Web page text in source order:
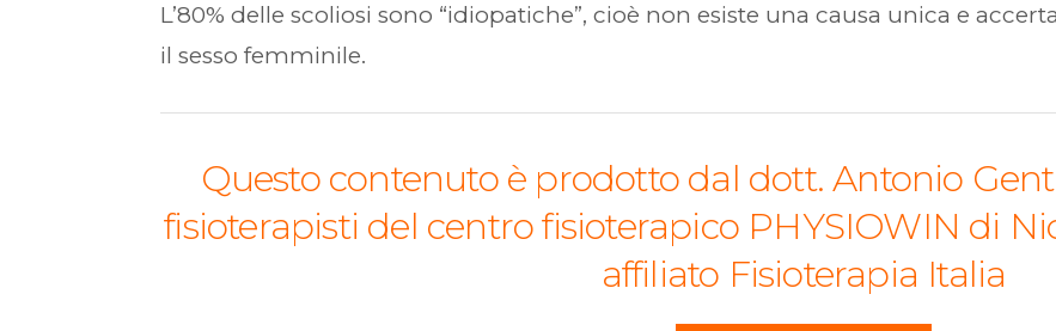
L’80% delle scoliosi sono “idiopatiche”, cioè non esiste una causa unica e
il sesso femminile.
Questo contenuto è prodotto dal dott. Antonio
fisioterapisti del centro fisioterapico PHYSIOWIN di
affiliato Fisioterapia Italia